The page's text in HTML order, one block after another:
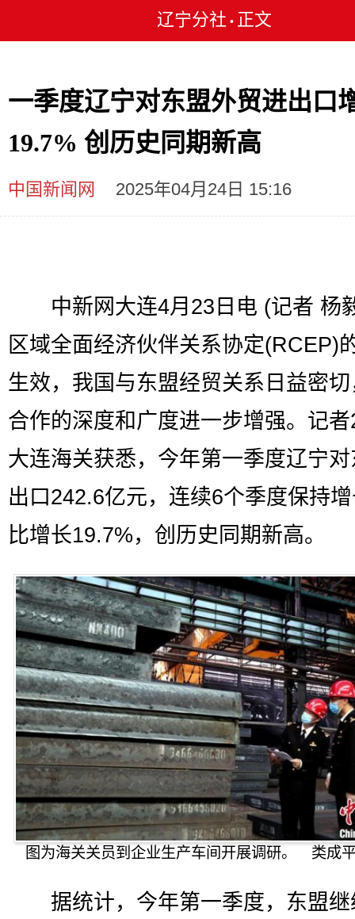
辽宁分社 • 正文
一季度辽宁对东盟外贸进出口
19.7% 创历史同期新高
中国新闻网 2025年04月24日 15:16
中新网大连4月23日电 (记者 杨
区域全面经济伙伴关系协定(RCEP)
生效，我国与东盟经贸关系日益密
合作的深度和广度进一步增强。记
大连海关获悉，今年第一季度辽宁
出口242.6亿元，连续6个季度保持
比增长19.7%，创历史同期新高。
图为海关关员到企业生产车间开展调研。 类成
据统计，今年第一季度，东盟继